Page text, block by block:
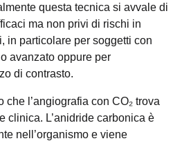
questa tecnica si avvale di
ma non privi di rischi in
in particolare per soggetti con
avanzato oppure per
di contrasto.
che l’angiografia con CO₂ trova
clinica. L’anidride carbonica è
nell’organismo e viene